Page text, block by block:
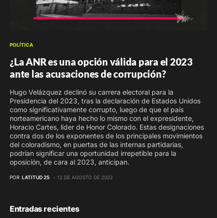
POLÍTICA
¿La ANR es una opción válida para el 2023
ante las acusaciones de corrupción?
Hugo Velázquez declinó su carrera electoral para la
Presidencia del 2023, tras la declaración de Estados Unidos
como significativamente corrupto, luego de que el país
norteamericano haya hecho lo mismo con el expresidente,
Horacio Cartes, líder de Honor Colorado. Estas designaciones
contra dos de los exponentes de los principales movimientos
del coloradismo, en puertas de las internas partidarias,
podrían significar una oportunidad irrepetible para la
oposición, de cara al 2023, anticipan.
POR LATITUD 25 12 DE AGOSTO DE 2022
Entradas recientes